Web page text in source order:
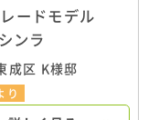
ードモデル
ンラ
成区 K様邸
り